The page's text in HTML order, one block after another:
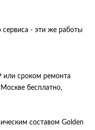
сервиса - эти же работы
или сроком ремонта
бесплатно.
составом Golden